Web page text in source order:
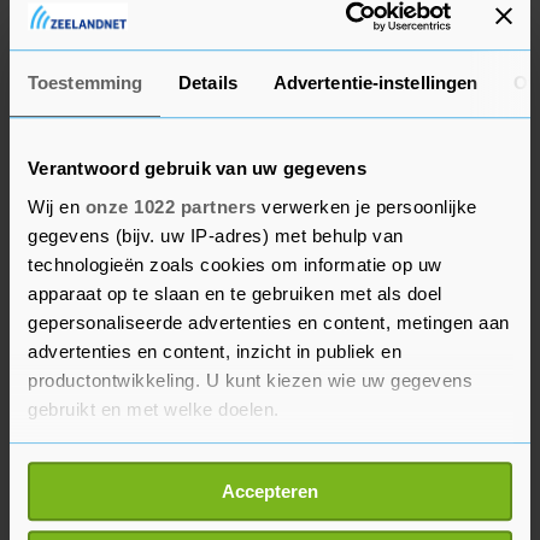
Toestemming Details Advertentie-instellingen
Verantwoord gebruik van uw gegevens
Wij en onze 1022 partners verwerken je persoonlijke
gegevens (bijv. uw IP-adres) met behulp van
technologieën zoals cookies om informatie op uw
apparaat op te slaan en te gebruiken met als doel
gepersonaliseerde advertenties en content, metingen aan
advertenties en content, inzicht in publiek en
productontwikkeling. U kunt kiezen wie uw gegevens
gebruikt en met welke doelen.
Als u het toestaat, willen we ook graag:
Informatie verzamelen over uw geografische
locatie, die tot een paar meter nauwkeurig kan zijn
Accepteren
INKOOP VAN ALLE VOERTUIGEN
AUTO'S
Serooskerke
BEKIJK MEER ADVERTENTIES
Vergelijkbare advertenties
Zomerbanden BMW/ Mini Velgen
€ 175,-